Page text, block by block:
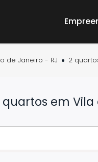
de Janeiro - RJ 2
em Vila